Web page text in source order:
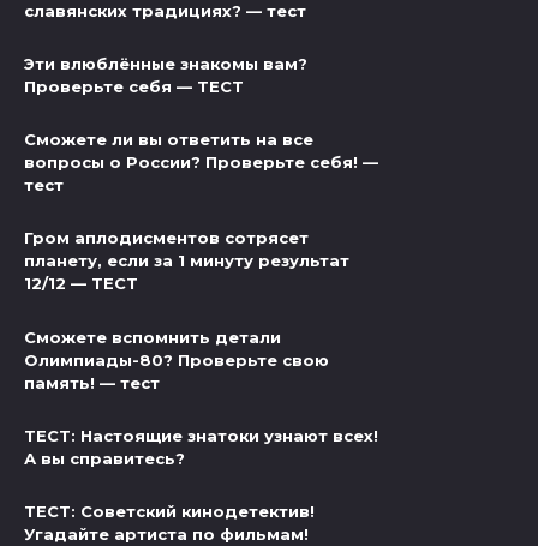
славянских традициях? — тест
Эти влюблённые знакомы вам?
Проверьте себя — ТЕСТ
Сможете ли вы ответить на все
вопросы о России? Проверьте себя! —
тест
Гром аплодисментов сотрясет
планету, если за 1 минуту результат
12/12 — ТЕСТ
Сможете вспомнить детали
Олимпиады-80? Проверьте свою
память! — тест
ТЕСТ: Настоящие знатоки узнают всех!
А вы справитесь?
ТЕСТ: Советский кинодетектив!
Угадайте артиста по фильмам!